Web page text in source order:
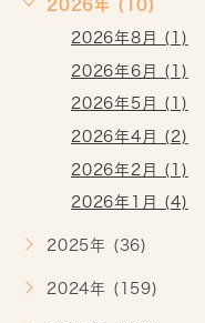
2026年 (10)
2026年8月 (1)
2026年6月 (1)
2026年5月 (1)
2026年4月 (2)
2026年2月 (1)
2026年1月 (4)
2025年 (36)
2024年 (159)